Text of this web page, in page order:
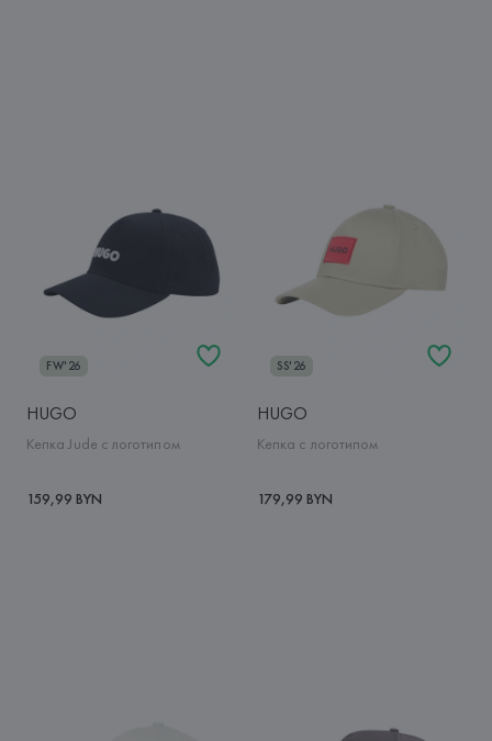
FW'26
HUGO
Кепка Jude с логотипом
159,99 BYN
SS'26
HUGO
Кепка с логотипом
179,99 BYN